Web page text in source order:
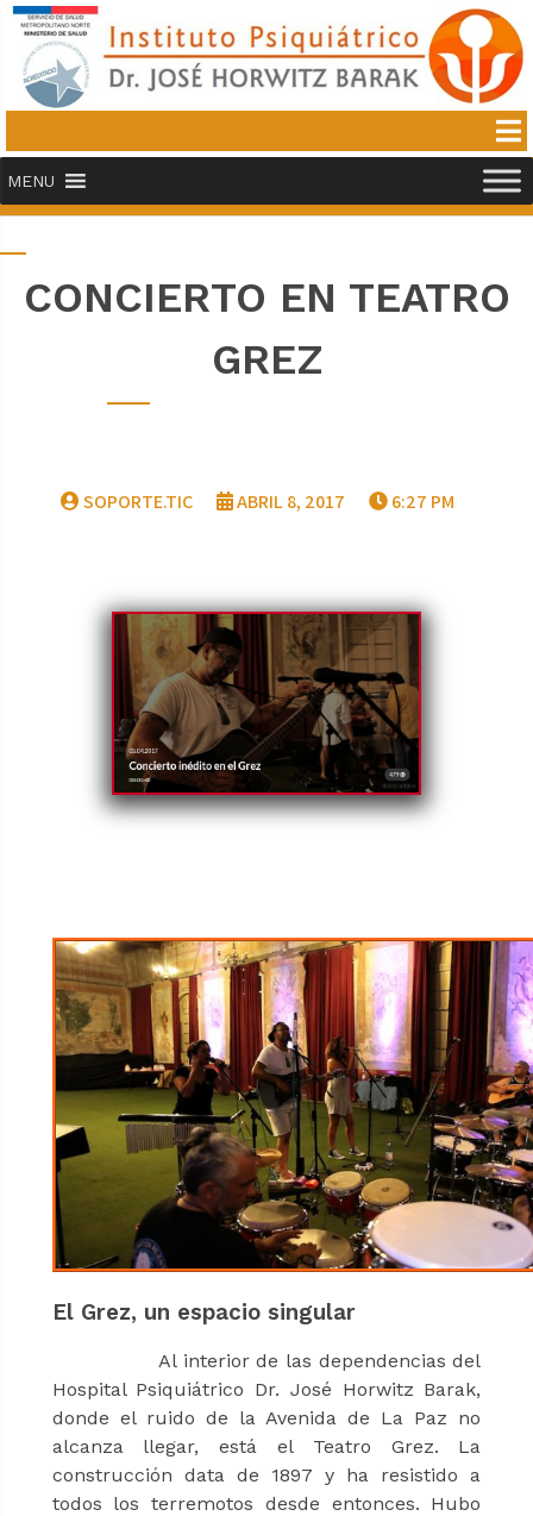
MENU
CONCIERTO EN TEATRO
GREZ
SOPORTE.TIC ABRIL 8, 2017 6:27 PM
El Grez, un espacio singular
Al interior de las dependencias del
Hospital Psiquiátrico Dr. José Horwitz Barak,
donde el ruido de la Avenida de La Paz no
alcanza llegar, está el Teatro Grez. La
construcción data de 1897 y ha resistido a
todos los terremotos desde entonces. Hubo